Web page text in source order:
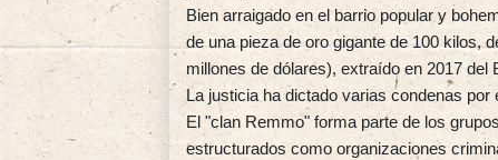
Bien arraigado en el barrio popular y
de una pieza de oro gigante de 100 kilos,
millones de dólares), extraído en 2017
La justicia ha dictado varias condenas
El "clan Remmo" forma parte de los
estructurados como organizaciones